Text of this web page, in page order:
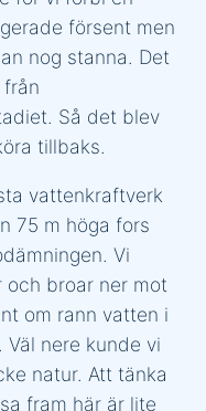
försent men
nog stanna. Det
Så det blev
tillbaks.
vattenkraftverk
75 m höga fors
Vi
och broar ner mot
om rann vatten i
nere kunde vi
natur. Att tänka
fram här är lite